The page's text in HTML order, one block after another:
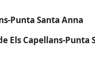
Punta Santa Anna
Els Capellans-Punta